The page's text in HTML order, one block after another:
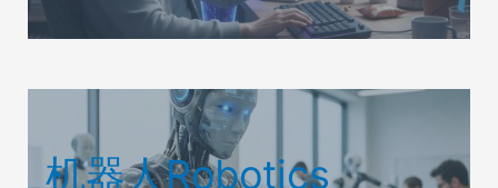
机器人Robotics